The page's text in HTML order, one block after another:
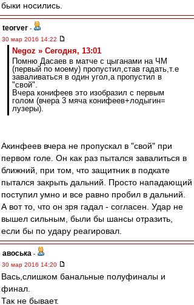
быки носились.
teorver -
30 мар 2016 14:22
Negoz » Сегодня, 13:01
Помню Дасаев в матче с цыганами на ЧМ
(первый по моему) пропустил,став гадать,т.е
заваливаться в один угол,а пропустил в
"свой".
Вчера конифеев это изобразил с первым
голом (вчера 3 мяча конифеев+лодыгин=
лузеры).
Акинфеев вчера не пропускал в "свой" при
первом голе. Он как раз пытался завалиться в
ближний, при том, что защитник в подкате
пытался закрыть дальний. Просто нападающий
поступил умно и все равно пробил в дальний.
А вот то, что он зря гадал - согласен. Удар не
вышел сильным, были бы шансы отразить,
если бы по удару реагировал.
авоська -
30 мар 2016 14:20
Вась,слишком банальные полуфиналы и
финал.
Так не бывает.